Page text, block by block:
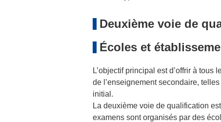
Deuxième voie de
Écoles et
L’objectif principal est d’offrir à
de l’enseignement secondaire,
initial.
La deuxième voie de qualification
examens sont organisés par des